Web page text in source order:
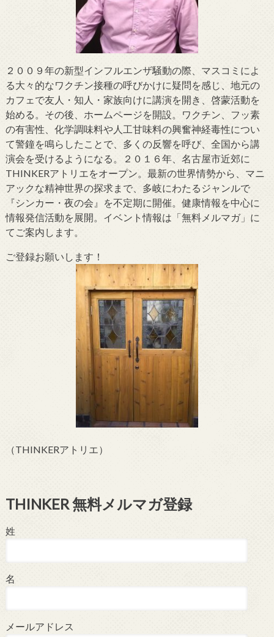
２００９年の新型インフルエンザ騒動の際、マスコミによ
る大々的なワクチン接種の呼びかけに疑問を感じ、地元の
カフェで友人・知人・家族向けに講演を開き、啓蒙活動を
始める。その後、ホームページを開設。ワクチン、フッ素
の有害性、化学調味料や人工甘味料の興奮神経毒性につい
て警鐘を鳴らしたことで、多くの反響を呼び、全国から講
演会を受けるようになる。２０１６年、名古屋市近郊に
THINKERアトリエをオープン。最新の世界情勢から、マニ
アックな精神世界の探求まで、多岐にわたるジャンルで
『シンカー・夜の会』を不定期に開催。健康情報を中心に
情報発信活動を展開。イベント情報は「無料メルマガ」に
てご案内します。
ご登録お願いします！
（THINKERアトリエ）
THINKER 無料メルマガ登録
姓
名
メールアドレス